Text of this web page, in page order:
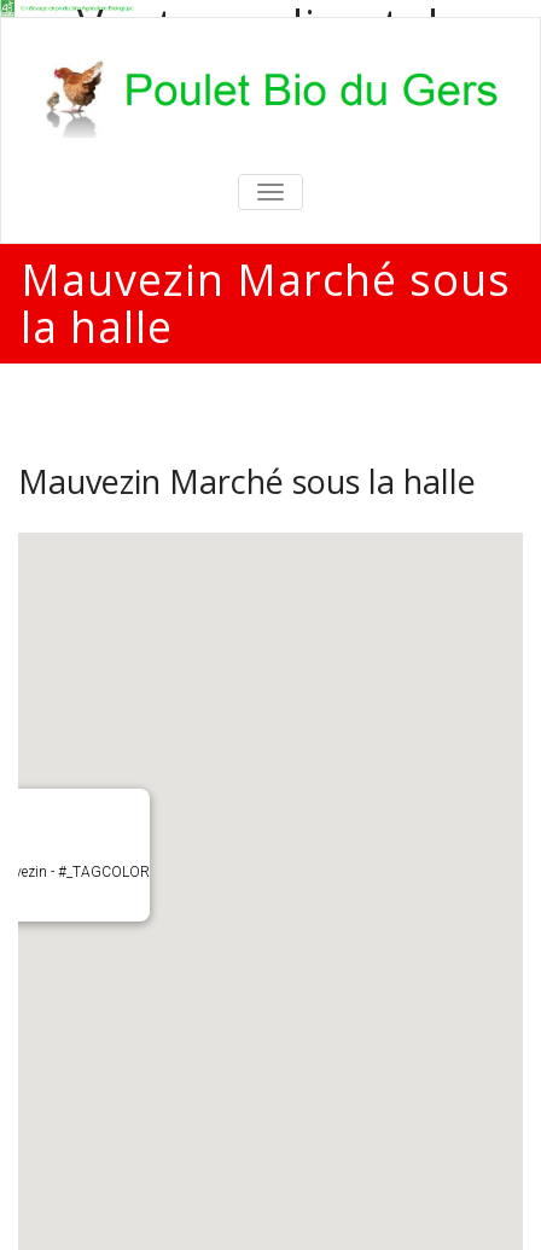
Vente en direct de
poulets bio
Vente en direct de poulets bio aux
particuliers et professionnels
TOGGLE
NAVIGATION
Mauvezin Marché sous
la halle
Mauvezin Marché sous la halle
- #_TAGCOLOR